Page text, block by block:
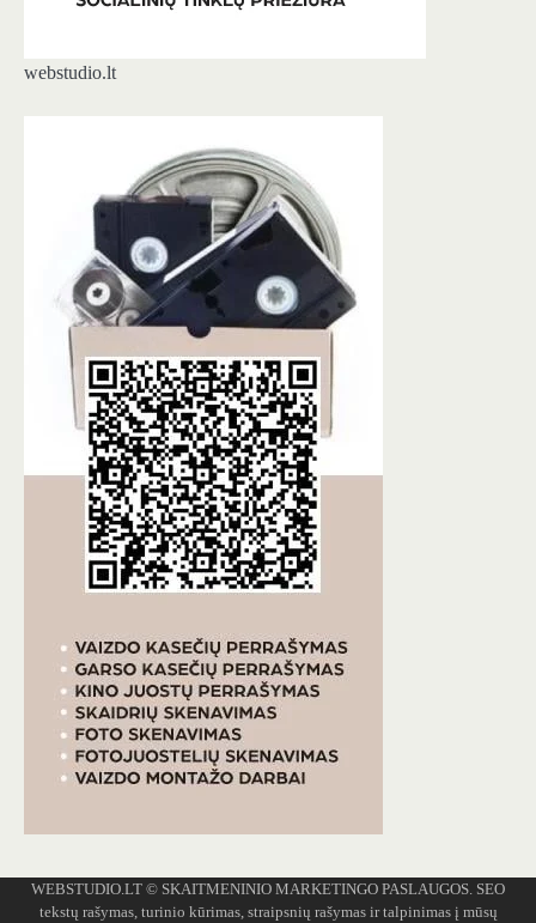
webstudio.lt
WEBSTUDIO.LT © SKAITMENINIO MARKETINGO PASLAUGOS. SEO
tekstų rašymas, turinio kūrimas, straipsnių rašymas ir talpinimas į mūsų